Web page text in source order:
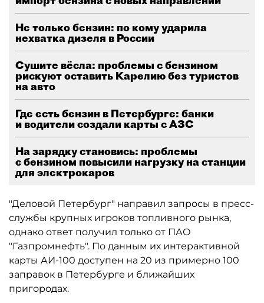
Не только бензин: по кому ударила
нехватка дизеля в России
Сушите вёсла: проблемы с бензином
рискуют оставить Карелию без туристов
на авто
Где есть бензин в Петербурге: банки
и водители создали карты с АЗС
На зарядку становись: проблемы
с бензином повысили нагрузку на станции
для электрокаров
"Деловой Петербург" направил запросы в пресс-
службы крупных игроков топливного рынка,
однако ответ получил только от ПАО
"Газпромнефть". По данным их интерактивной
карты АИ-100 доступен на 20 из примерно 100
заправок в Петербурге и ближайших
пригородах.